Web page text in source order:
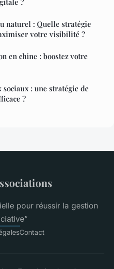
?
naturel : Quelle stratégie
votre visibilité ?
en chine : boostez votre
: une stratégie de
?
pour réussir la gestion
Contact